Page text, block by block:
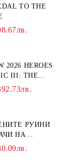
TO THE
HEROES
III: THE
-
РУИНИ
КАРТИ